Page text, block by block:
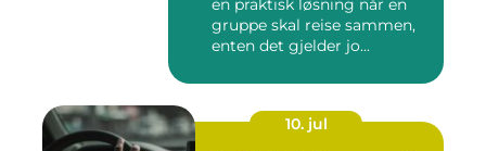
gruppe skal reise sammen,
enten det gjelder jo...
10. jul